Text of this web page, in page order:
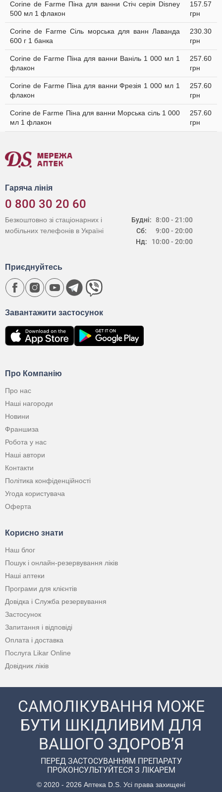
Corine de Farme Піна для ванни Стіч серія Disney
500 мл 1 флакон
157.57
грн
Corine de Farme Сіль морська для ванн Лаванда
600 г 1 банка
230.30
грн
Corine de Farme Піна для ванни Ваніль 1 000 мл 1
флакон
257.60
грн
Corine de Farme Піна для ванни Фрезія 1 000 мл 1
флакон
257.60
грн
Corine de Farme Піна для ванни Морська сіль 1 000
мл 1 флакон
257.60
грн
Гаряча лінія
0 800 30 20 60
Будні:
Сб:
Нд:
8:00 - 21:00
9:00 - 20:00
10:00 - 20:00
Безкоштовно зі стаціонарних і
мобільних телефонів в Україні
Про Компанію
Про нас
Наші нагороди
Новини
Франшиза
Робота у нас
Наші автори
Контакти
Політика конфіденційності
Угода користувача
Оферта
Корисно знати
Наш блог
Пошук і онлайн-резервування ліків
Наші аптеки
Програми для клієнтів
Довідка і Служба резервування
Застосунок
Запитання і відповіді
Оплата і доставка
Послуга Likar Online
Довідник ліків
Завантажити застосунок
Приєднуйтесь
САМОЛІКУВАННЯ МОЖЕ
БУТИ ШКІДЛИВИМ ДЛЯ
ВАШОГО ЗДОРОВ’Я
ПЕРЕД ЗАСТОСУВАННЯМ ПРЕПАРАТУ
ПРОКОНСУЛЬТУЙТЕСЯ З ЛІКАРЕМ
© 2020 - 2026 Аптека D.S. Усі права захищені